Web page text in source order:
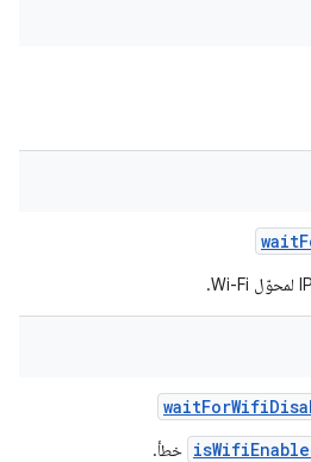
wait
waitForWifi
خطأ.